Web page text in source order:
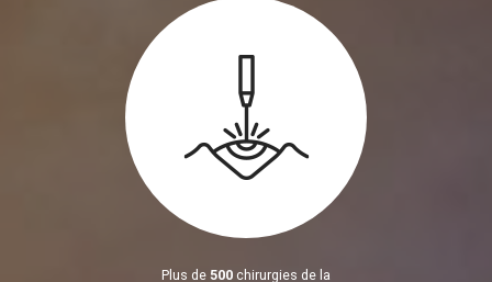
Plus de 500 chirurgies de la